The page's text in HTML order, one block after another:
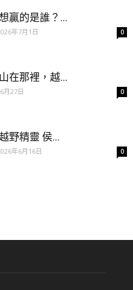
贏的是誰？...
年7月1日 0
在那裡，越...
月27日 0
野精靈 侯...
年6月16日 0